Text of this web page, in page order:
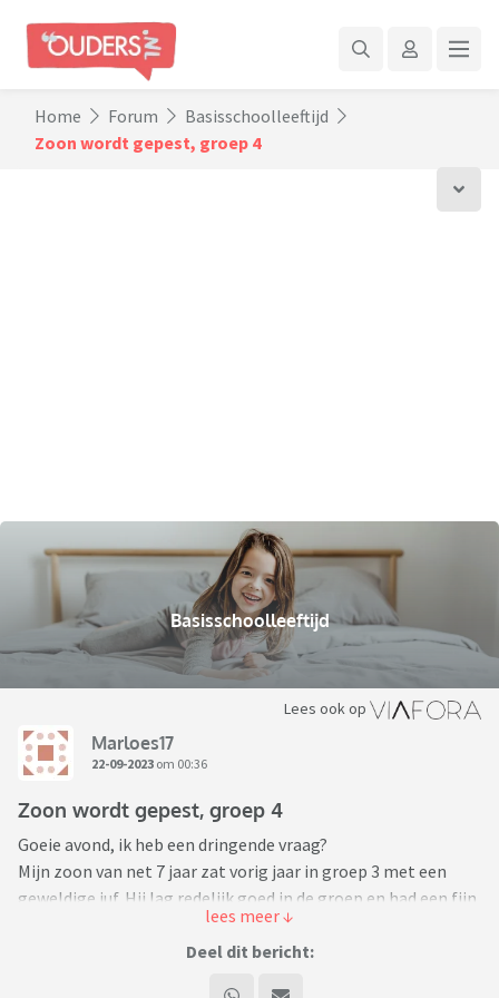
Home Forum
Basisschoolleeftijd
Zoon wordt gepest, groep 4
Basisschoolleeftijd
Lees ook op
Marloes17
22-09-2023 om 00:36
Zoon wordt gepest, groep 4
Goeie avond, ik heb een dringende vraag?
Mijn zoon van net 7 jaar zat vorig jaar in groep 3 met een
geweldige juf. Hij lag redelijk goed in de groep en had een fijn
clubje vrienden. We hebben met ze alle een top jaar gehad.
Alle ouders spraken hun tevredenheid uit. Toch was er wel
Deel dit bericht: